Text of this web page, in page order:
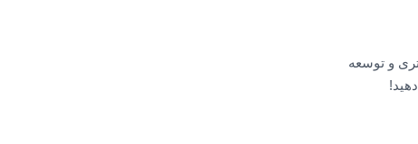
و توسعه